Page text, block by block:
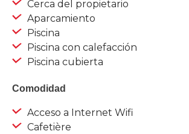
Cerca del propietario
Aparcamiento
Piscina
Piscina con calefacción
Piscina cubierta
Comodidad
Acceso a Internet Wifi
Cafetière